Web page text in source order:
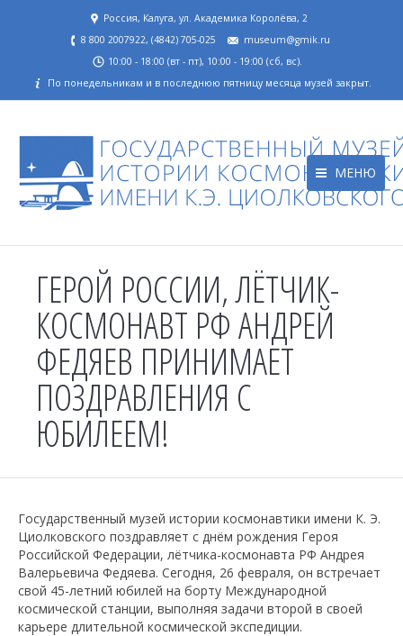
Россия, Калуга, ул. Академика Королёва, 2
8 800 2007922, (4842) 705-025
museum@gmik.ru
10:00 - 18:00 (вт - пт), 10:00 - 19:00 (сб, вс).
По понедельникам и в последнюю пятницу месяца музей закрыт.
МЕНЮ
ГЕРОЙ РОССИИ, ЛЁТЧИК-
КОСМОНАВТ РФ АНДРЕЙ
ФЕДЯЕВ ПРИНИМАЕТ
ПОЗДРАВЛЕНИЯ С
ЮБИЛЕЕМ!
Государственный музей истории космонавтики имени К. Э.
Циолковского поздравляет с днём рождения Героя
Российской Федерации, лётчика-космонавта РФ Андрея
Валерьевича Федяева. Сегодня, 26 февраля, он встречает
свой 45-летний юбилей на борту Международной
космической станции, выполняя задачи второй в своей
карьере длительной космической экспедиции.